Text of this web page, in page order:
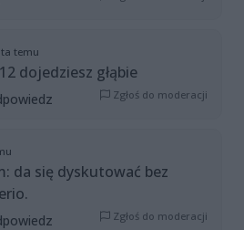
temu
dojedziesz głąbie
Zgłoś do moderacji
da się dyskutować bez
Zgłoś do moderacji